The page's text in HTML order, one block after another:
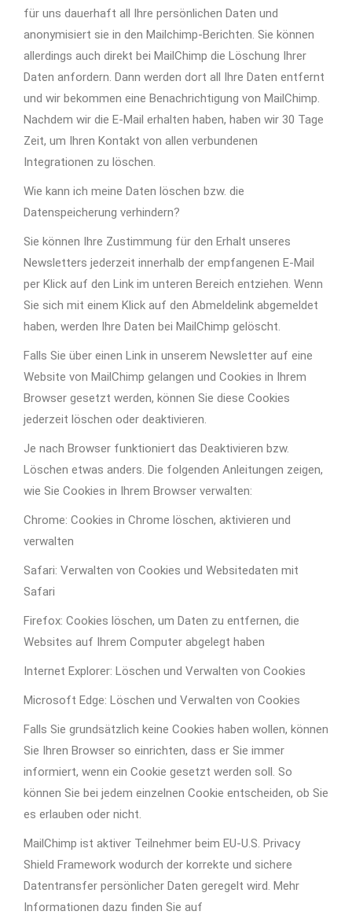
für uns dauerhaft all Ihre persönlichen Daten und
anonymisiert sie in den Mailchimp-Berichten. Sie können
allerdings auch direkt bei MailChimp die Löschung Ihrer
Daten anfordern. Dann werden dort all Ihre Daten entfernt
und wir bekommen eine Benachrichtigung von MailChimp.
Nachdem wir die E-Mail erhalten haben, haben wir 30 Tage
Zeit, um Ihren Kontakt von allen verbundenen
Integrationen zu löschen.
Wie kann ich meine Daten löschen bzw. die
Datenspeicherung verhindern?
Sie können Ihre Zustimmung für den Erhalt unseres
Newsletters jederzeit innerhalb der empfangenen E-Mail
per Klick auf den Link im unteren Bereich entziehen. Wenn
Sie sich mit einem Klick auf den Abmeldelink abgemeldet
haben, werden Ihre Daten bei MailChimp gelöscht.
Falls Sie über einen Link in unserem Newsletter auf eine
Website von MailChimp gelangen und Cookies in Ihrem
Browser gesetzt werden, können Sie diese Cookies
jederzeit löschen oder deaktivieren.
Je nach Browser funktioniert das Deaktivieren bzw.
Löschen etwas anders. Die folgenden Anleitungen zeigen,
wie Sie Cookies in Ihrem Browser verwalten:
Chrome: Cookies in Chrome löschen, aktivieren und
verwalten
Safari: Verwalten von Cookies und Websitedaten mit
Safari
Firefox: Cookies löschen, um Daten zu entfernen, die
Websites auf Ihrem Computer abgelegt haben
Internet Explorer: Löschen und Verwalten von Cookies
Microsoft Edge: Löschen und Verwalten von Cookies
Falls Sie grundsätzlich keine Cookies haben wollen, können
Sie Ihren Browser so einrichten, dass er Sie immer
informiert, wenn ein Cookie gesetzt werden soll. So
können Sie bei jedem einzelnen Cookie entscheiden, ob Sie
es erlauben oder nicht.
MailChimp ist aktiver Teilnehmer beim EU-U.S. Privacy
Shield Framework wodurch der korrekte und sichere
Datentransfer persönlicher Daten geregelt wird. Mehr
Informationen dazu finden Sie auf